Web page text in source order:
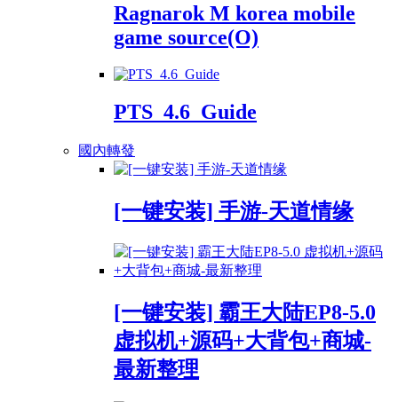
Ragnarok M korea mobile
game source(O)
PTS_4.6_Guide
國內轉發
[一键安装] 手游-天道情缘
[一键安装] 霸王大陆EP8-5.0
虚拟机+源码+大背包+商城-
最新整理